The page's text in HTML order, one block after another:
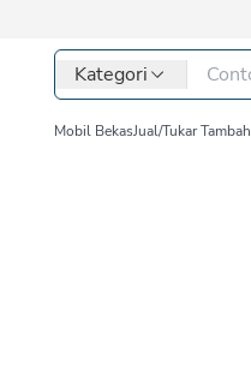
Kategori
Mobil BekasJual/Tukar